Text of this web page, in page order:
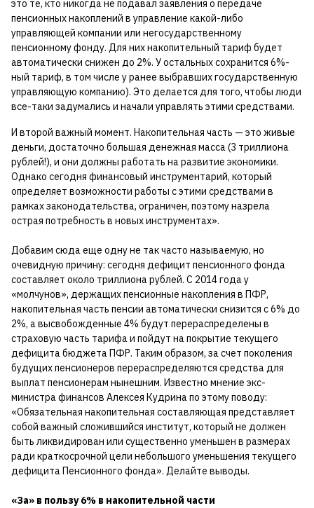
это те, кто никогда не подавал заявления о передаче
пенсионных накоплений в управление какой-либо
управляющей компании или негосударственному
пенсионному фонду. Для них накопительный тариф будет
автоматически снижен до 2%. У остальных сохранится 6%-
ный тариф, в том числе у ранее выбравших государственную
управляющую компанию). Это делается для того, чтобы люди
все-таки задумались и начали управлять этими средствами.
И второй важный момент. Накопительная часть — это живые
деньги, достаточно большая денежная масса (3 триллиона
рублей!), и они должны работать на развитие экономики.
Однако сегодня финансовый инструментарий, который
определяет возможности работы с этими средствами в
рамках законодательства, ограничен, поэтому назрела
острая потребность в новых инструментах».
Добавим сюда еще одну не так часто называемую, но
очевидную причину: сегодня дефицит пенсионного фонда
составляет около триллиона рублей. С 2014 года у
«молчунов», держащих пенсионные накопления в ПФР,
накопительная часть пенсии автоматически снизится с 6% до
2%, а высвобожденные 4% будут перераспределены в
страховую часть тарифа и пойдут на покрытие текущего
дефицита бюджета ПФР. Таким образом, за счет поколения
будущих пенсионеров перераспределяются средства для
выплат пенсионерам нынешним. Известно мнение экс-
министра финансов Алексея Кудрина по этому поводу:
«Обязательная накопительная составляющая представляет
собой важный сложившийся институт, который не должен
быть ликвидирован или существенно уменьшен в размерах
ради краткосрочной цели небольшого уменьшения текущего
дефицита Пенсионного фонда». Делайте выводы.
«За» в пользу 6% в накопительной части